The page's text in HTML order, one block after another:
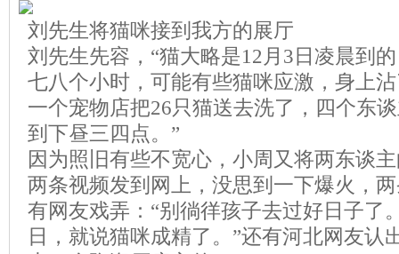
刘先生将猫咪接到我方的展厅
刘先生先容，“猫大略是12月3日凌晨到
七八个小时，可能有些猫咪应激，身上
一个宠物店把26只猫送去洗了，四个东
到下昼三四点。”
因为照旧有些不宽心，小周又将两东谈
两条视频发到网上，没思到一下爆火，
有网友戏弄：“别徜徉孩子去过好日子了
日，就说猫咪成精了。”还有河北网友认